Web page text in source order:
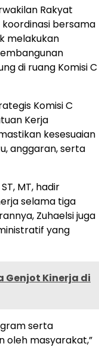
Rakyat
bersama
melakukan
di ruang Komisi C
Komisi C
Kerja
kesesuaian
anggaran, serta
MT, hadir
selama tiga
Zuhaelsi juga
yang
Genjot Kinerja di
serta
masyarakat,”